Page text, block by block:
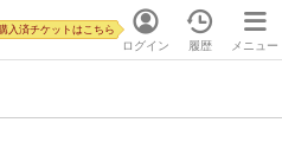
ログイン
入済チケットはこちら
履歴 メニュー